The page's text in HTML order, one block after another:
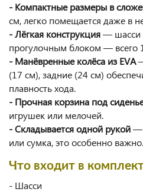
- Компактные размеры в
см, легко помещается даже в
- Лёгкая конструкция— шасси
прогулочным блоком — всего
- Манёвренные колёса из EVA
(17 см), задние (24 см)
плавность хода.
- Прочная корзина под
игрушек или мелочей.
- Складывается одной рукой—
или сумка, это особенно важно.
Что входит в
- Шасси